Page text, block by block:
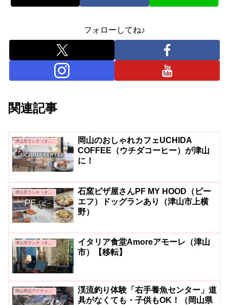
フォローしてね♪
関連記事
津山市ランチ（オシャレ系・カフェ系）
岡山のおしゃれカフェUCHIDA
COFFEE（ウチダコーヒー）が津山
に！
石窯ピザ屋さんPF MY HOOD（ピー
エフ）ドッグランあり（津山市上横
野）
津山市ランチ（オシャレ系・カフェ系）
イタリア食堂Amoreアモーレ（津山
市）【移転】
渓流釣り体験「右手養魚センター」道
具がなくても・子供もOK！（岡山県